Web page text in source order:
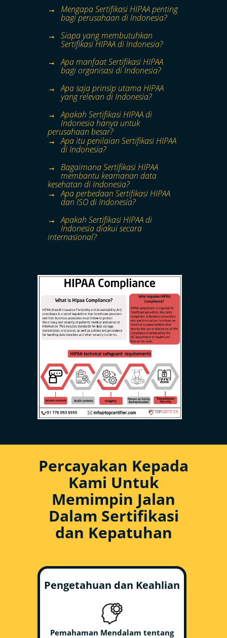
Mengapa Sertifikasi HIPAA penting
bagi perusahaan di Indonesia?
Siapa yang membutuhkan
Sertifikasi HIPAA di Indonesia?
Apa manfaat Sertifikasi HIPAA
bagi organisasi di Indonesia?
Apa saja prinsip utama HIPAA
yang relevan di Indonesia?
Apakah Sertifikasi HIPAA di
Indonesia hanya untuk
perusahaan besar?
Apa itu penilaian Sertifikasi HIPAA
di Indonesia?
Bagaimana Sertifikasi HIPAA
membantu keamanan data
kesehatan di Indonesia?
Apa perbedaan Sertifikasi HIPAA
dan ISO di Indonesia?
Apakah Sertifikasi HIPAA di
Indonesia diakui secara
internasional?
Percayakan Kepada
Kami Untuk
Memimpin Jalan
Dalam Sertifikasi
dan Kepatuhan
Pengetahuan dan Keahlian
Pemahaman Mendalam tentang